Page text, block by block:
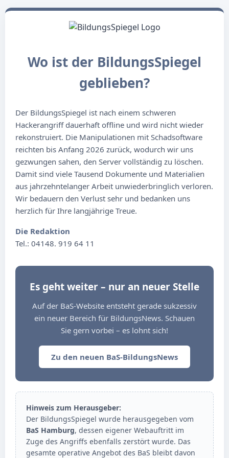
Wo ist der BildungsSpiegel
geblieben?
Der BildungsSpiegel ist nach einem schweren
Hackerangriff dauerhaft offline und wird nicht wieder
rekonstruiert. Die Manipulationen mit Schadsoftware
reichten bis Anfang 2026 zurück, wodurch wir uns
gezwungen sahen, den Server vollständig zu löschen.
Damit sind viele Tausend Dokumente und Materialien
aus jahrzehntelanger Arbeit unwiederbringlich verloren.
Wir bedauern den Verlust sehr und bedanken uns
herzlich für Ihre langjährige Treue.
Die Redaktion
Tel.: 04148. 919 64 11
Es geht weiter – nur an neuer Stelle
Auf der BaS-Website entsteht gerade sukzessiv
ein neuer Bereich für BildungsNews. Schauen
Sie gern vorbei – es lohnt sich!
Zu den neuen BaS-BildungsNews
Hinweis zum Herausgeber:
Der BildungsSpiegel wurde herausgegeben vom
BaS Hamburg, dessen eigener Webauftritt im
Zuge des Angriffs ebenfalls zerstört wurde. Das
gesamte operative Angebot des BaS bleibt davon